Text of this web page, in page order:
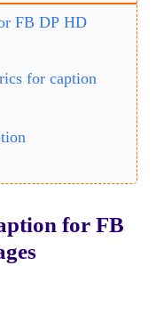
FB DP HD
for caption
for FB